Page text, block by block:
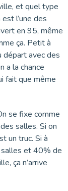
et quel type
l’une des
en 95, même
ça. Petit à
départ avec des
a la chance
fait que même
se fixe comme
salles. Si on
un truc. Si à
salles et 40% de
ça n’arrive